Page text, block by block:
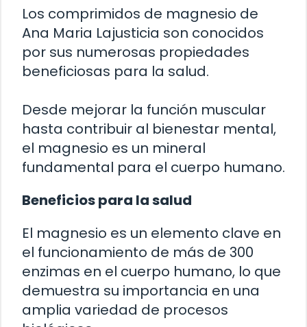
Los comprimidos de magnesio de
Ana Maria Lajusticia son conocidos
por sus numerosas propiedades
beneficiosas para la salud.
Desde mejorar la función muscular
hasta contribuir al bienestar mental,
el magnesio es un mineral
fundamental para el cuerpo humano.
Beneficios para la salud
El magnesio es un elemento clave en
el funcionamiento de más de 300
enzimas en el cuerpo humano, lo que
demuestra su importancia en una
amplia variedad de procesos